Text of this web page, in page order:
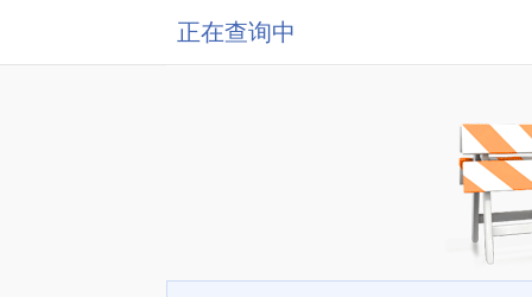
正在查询中